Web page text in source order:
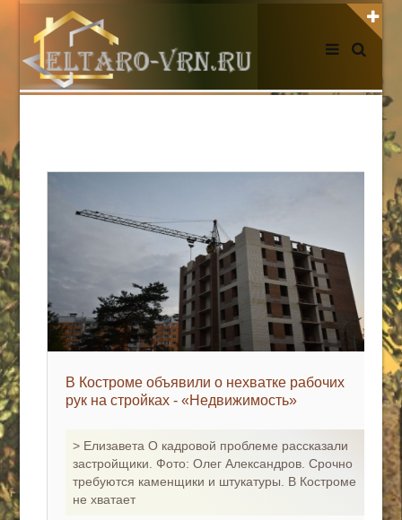
АВТОРИЗАЦИЯ НА САЙТЕ
НОВОСТИ СЕГОДНЯ
Edgarpo26@gmail.com
axin.ed@yandex.ru
В Костроме объявили о нехватке рабочих
рук на стройках - «Недвижимость»
> Елизавета О кадровой проблеме рассказали
застройщики. Фото: Олег Александров. Срочно
требуются каменщики и штукатуры. В Костроме
не хватает